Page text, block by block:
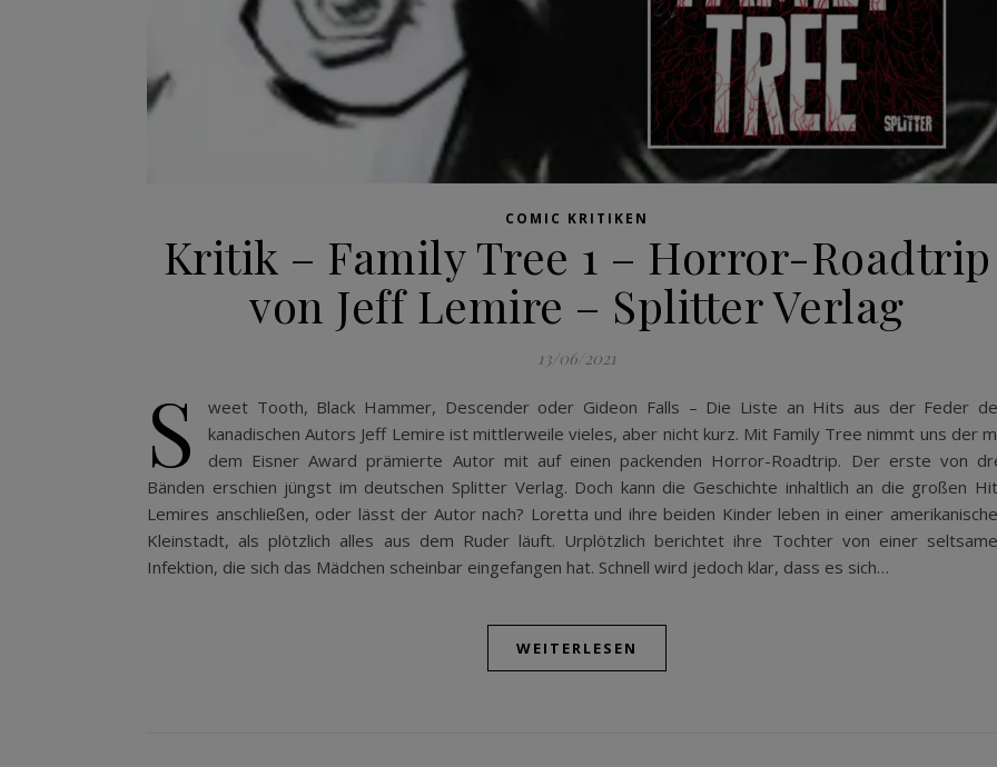
COMIC KRITIKEN
Kritik – Family Tree 1 – Horror-Roadtrip
von Jeff Lemire – Splitter Verlag
13/06/2021
S
weet Tooth, Black Hammer, Descender oder Gideon Falls – Die Liste an Hits aus der Feder
kanadischen Autors Jeff Lemire ist mittlerweile vieles, aber nicht kurz. Mit Family Tree nimmt uns der
dem Eisner Award prämierte Autor mit auf einen packenden Horror-Roadtrip. Der erste von
Bänden erschien jüngst im deutschen Splitter Verlag. Doch kann die Geschichte inhaltlich an die großen
Lemires anschließen, oder lässt der Autor nach? Loretta und ihre beiden Kinder leben in einer
Kleinstadt, als plötzlich alles aus dem Ruder läuft. Urplötzlich berichtet ihre Tochter von einer
Infektion, die sich das Mädchen scheinbar eingefangen hat. Schnell wird jedoch klar, dass es sich…
WEITERLESEN